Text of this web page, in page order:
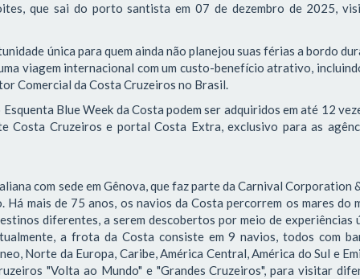
que sai do porto santista em 07 de dezembro de 2025,
única para quem ainda não planejou suas férias a bordo
viagem internacional com um custo-benefício atrativo,
Comercial da Costa Cruzeiros no Brasil.
Blue Week da Costa podem ser adquiridos em até 12
Costa Cruzeiros e portal Costa Extra, exclusivo para as
com sede em Gênova, que faz parte da Carnival Corporation
mais de 75 anos, os navios da Costa percorrem os mares do
diferentes, a serem descobertos por meio de experiências
a frota da Costa consiste em 9 navios, todos com
Norte da Europa, Caribe, América Central, América do Sul e
"Volta ao Mundo" e "Grandes Cruzeiros", para visitar